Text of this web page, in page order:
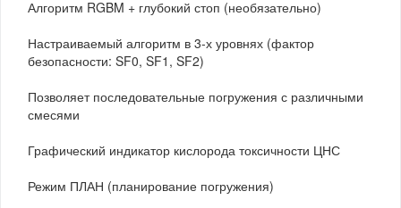
Алгоритм RGBM + глубокий стоп (необязательно)
Настраиваемый алгоритм в 3-х уровнях (фактор
безопасности: SF0, SF1, SF2)
Позволяет последовательные погружения с различными
смесями
Графический индикатор кислорода токсичности ЦНС
Режим ПЛАН (планирование погружения)